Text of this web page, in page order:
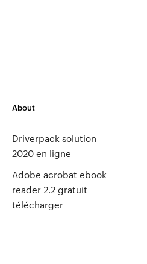
About
Driverpack solution
2020 en ligne
Adobe acrobat ebook
reader 2.2 gratuit
télécharger